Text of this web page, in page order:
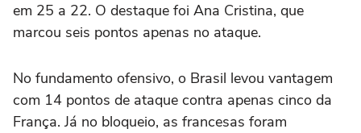
em 25 a 22. O destaque foi Ana Cristina, que
marcou seis pontos apenas no ataque.
No fundamento ofensivo, o Brasil levou vantagem
com 14 pontos de ataque contra apenas cinco da
França. Já no bloqueio, as francesas foram